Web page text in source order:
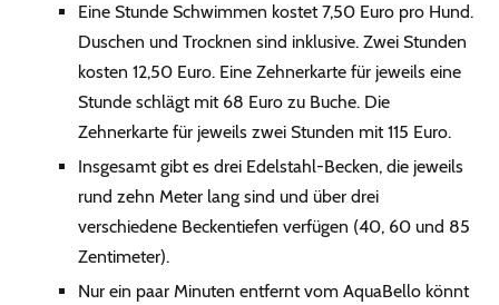
Eine Stunde Schwimmen kostet 7,50 Euro pro Hund.
Duschen und Trocknen sind inklusive. Zwei Stunden
kosten 12,50 Euro. Eine Zehnerkarte für jeweils eine
Stunde schlägt mit 68 Euro zu Buche. Die
Zehnerkarte für jeweils zwei Stunden mit 115 Euro.
Insgesamt gibt es drei Edelstahl-Becken, die jeweils
rund zehn Meter lang sind und über drei
verschiedene Beckentiefen verfügen (40, 60 und 85
Zentimeter).
Nur ein paar Minuten entfernt vom AquaBello könnt